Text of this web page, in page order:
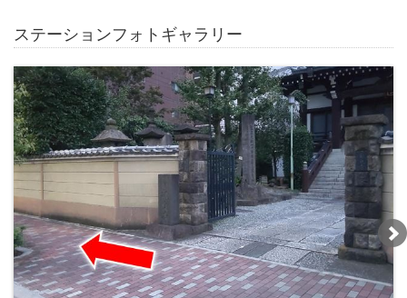
ステーションフォトギャラリー